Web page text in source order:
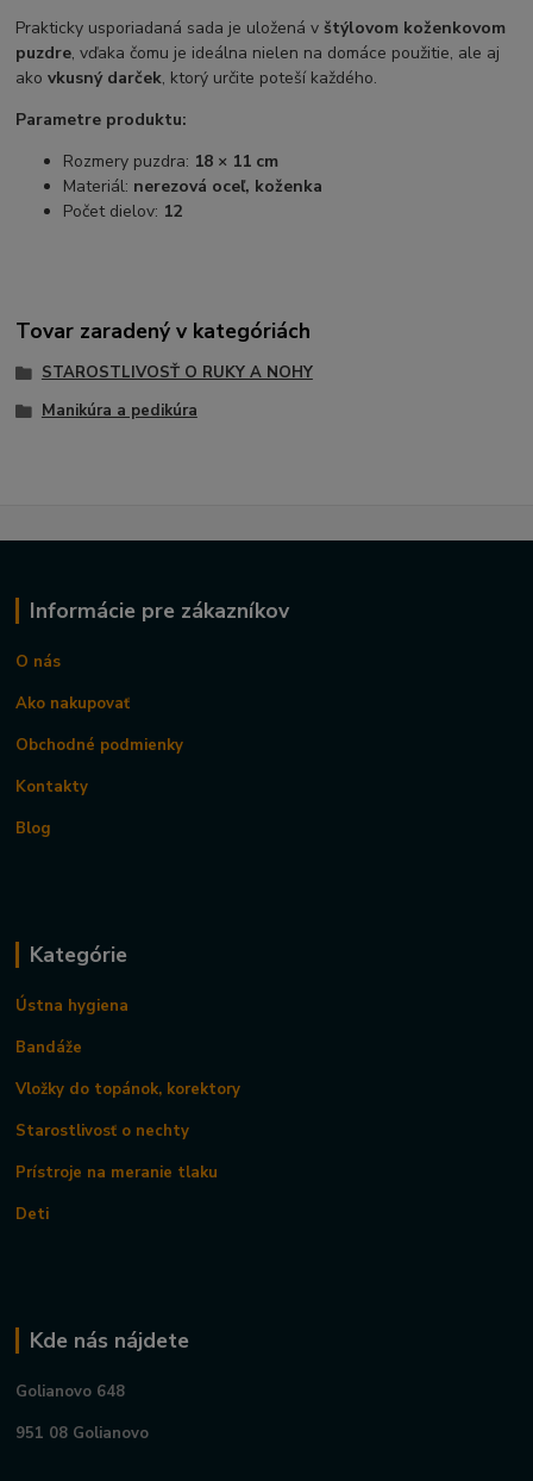
Prakticky usporiadaná sada je uložená v štýlovom koženkovom
puzdre, vďaka čomu je ideálna nielen na domáce použitie, ale aj
akovkusný darček, ktorý určite poteší každého.
Parametre produktu:
Rozmery puzdra: 18 × 11 cm
Materiál: nerezová oceľ, koženka
Počet dielov: 12
Tovar zaradený v kategóriách
STAROSTLIVOSŤ O RUKY A NOHY
Manikúra a pedikúra
Informácie pre zákazníkov
O nás
Ako nakupovať
Obchodné podmienky
Kontakty
Blog
Kategórie
Ústna hygiena
Bandáže
Vložky do topánok, korektory
Starostlivosť o nechty
Prístroje na meranie tlaku
Deti
Kde nás nájdete
Golianovo 648
951 08 Golianovo